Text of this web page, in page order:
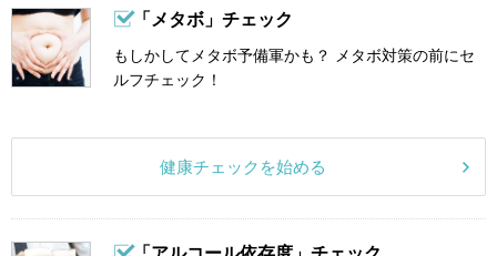
「メタボ」チェック
もしかしてメタボ予備軍かも？ メタボ対策の前にセ
ルフチェック！
健康チェックを始める